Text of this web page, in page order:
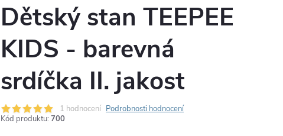
Dětský stan TEEPEE
KIDS - barevná
srdíčka II. jakost
1 hodnocení Podrobnosti hodnocení
Kód produktu: 700